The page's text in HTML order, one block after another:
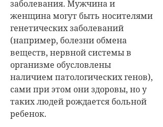
заболевания. Мужчина и
женщина могут быть носителями
генетических заболеваний
(например, болезни обмена
веществ, нервной системы в
организме обусловлены
наличием патологических генов),
сами при этом они здоровы, но у
таких людей рождается больной
ребенок.